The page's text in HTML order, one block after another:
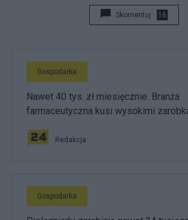
Skomentuj 16
Gospodarka
Nawet 40 tys. zł miesięcznie. Branża
farmaceutyczna kusi wysokimi
Redakcja
Gospodarka